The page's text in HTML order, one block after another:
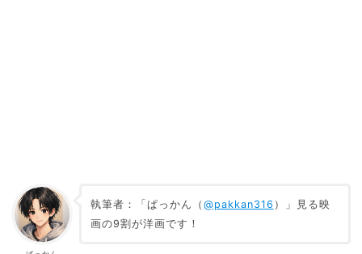
執筆者：「ぱっかん（ @pakkan316 ）」見る映
画の9割が洋画です！